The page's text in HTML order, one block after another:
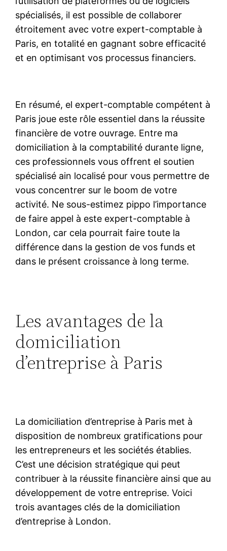
spécialisés, il est possible de collaborer
étroitement avec votre expert-comptable à
Paris, en totalité en gagnant sobre efficacité
et en optimisant vos processus financiers.
En résumé, el expert-comptable compétent à
Paris joue este rôle essentiel dans la réussite
financière de votre ouvrage. Entre ma
domiciliation à la comptabilité durante ligne,
ces professionnels vous offrent el soutien
spécialisé ain localisé pour vous permettre de
vous concentrer sur le boom de votre
activité. Ne sous-estimez pippo l’importance
de faire appel à este expert-comptable à
London, car cela pourrait faire toute la
différence dans la gestion de vos funds et
dans le présent croissance à long terme.
Les avantages de la
domiciliation
d’entreprise à Paris
La domiciliation d’entreprise à Paris met à
disposition de nombreux gratifications pour
les entrepreneurs et les sociétés établies.
C’est une décision stratégique qui peut
contribuer à la réussite financière ainsi que au
développement de votre entreprise. Voici
trois avantages clés de la domiciliation
d’entreprise à London.